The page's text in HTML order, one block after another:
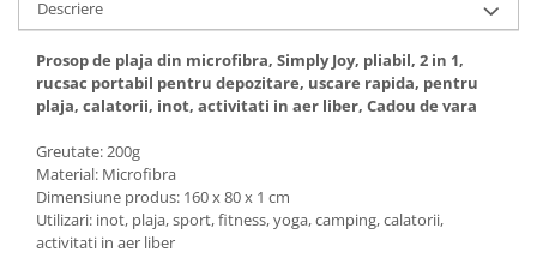
Descriere
Prosop de plaja din microfibra, Simply Joy, pliabil, 2 in 1,
rucsac portabil pentru depozitare, uscare rapida, pentru
plaja, calatorii, inot, activitati in aer liber, Cadou de vara
Greutate: 200g
Material: Microfibra
Dimensiune produs: 160 x 80 x 1 cm
Utilizari: inot, plaja, sport, fitness, yoga, camping, calatorii,
activitati in aer liber